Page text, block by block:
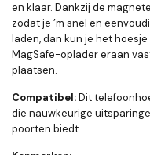
en klaar. Dankzij de
zodat je ’m snel en
laden, dan kun je het
MagSafe-oplader eraan
plaatsen.
Compatibel:Dit
die nauwkeurige
poorten biedt.